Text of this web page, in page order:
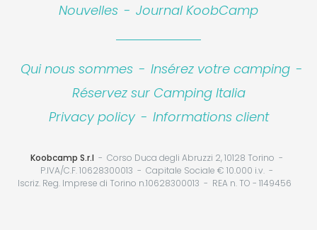
Nouvelles - Journal KoobCamp
Qui nous sommes - Insérez votre camping -
Réservez sur Camping Italia
Privacy policy - Informations client
Koobcamp S.r.l
Corso Duca degli Abruzzi 2, 10128 Torino
P.IVA/C.F. 10628300013
Capitale Sociale € 10.000 i.v.
Iscriz. Reg. Imprese di Torino n.10628300013
REA n. TO - 1149456